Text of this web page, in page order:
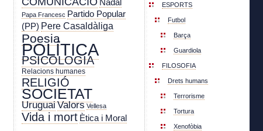
Nadal
Papa Francesc Partido Popular
(PP) Pere Casaldàliga
Poesia
POLÍTICA
PSICOLOGIA
Relacions humanes
RELIGIÓ
SOCIETAT
Uruguai Valors Vellesa
Vida i mort Ètica i Moral
ESPORTS
Futbol
Barça
Guardiola
FILOSOFIA
Drets humans
Terrorisme
Tortura
Xenofòbia